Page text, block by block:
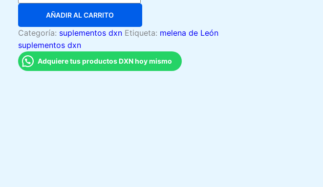
de
DXN
cantidad
AÑADIR AL CARRITO
Categoría: suplementos dxn Etiqueta: melena de León
suplementos dxn
Adquiere tus productos DXN hoy mismo